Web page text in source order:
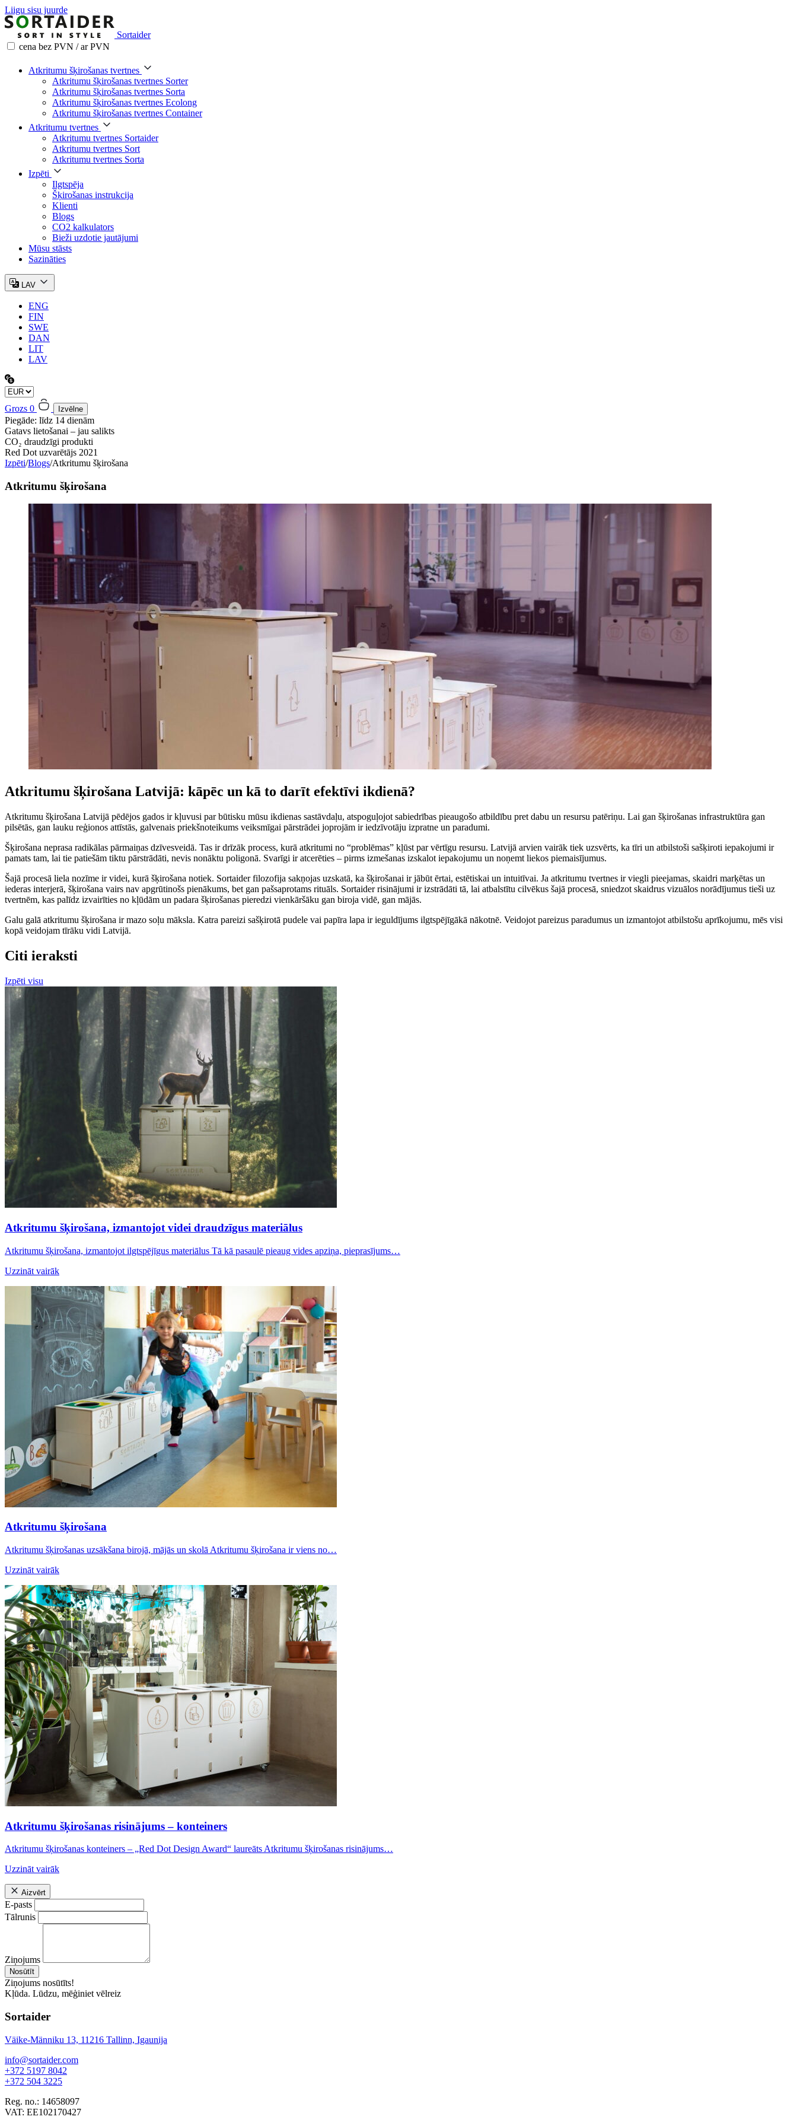
Liigu sisu juurde
Sortaider
cena bez PVN / ar PVN
Atkritumu šķirošanas tvertnes
Atkritumu šķirošanas tvertnes Sorter
Atkritumu šķirošanas tvertnes Sorta
Atkritumu šķirošanas tvertnes Ecolong
Atkritumu šķirošanas tvertnes Container
Atkritumu tvertnes
Atkritumu tvertnes Sortaider
Atkritumu tvertnes Sort
Atkritumu tvertnes Sorta
Izpēti
Ilgtspēja
Šķirošanas instrukcija
Klienti
Blogs
CO2 kalkulators
Bieži uzdotie jautājumi
Mūsu stāsts
Sazināties
LAV
ENG
FIN
SWE
DAN
LIT
LAV
Grozs 0 Izvēlne
Piegāde: līdz 14 dienām
Gatavs lietošanai – jau salikts
CO₂ draudzīgi produkti
Red Dot uzvarētājs 2021
Izpēti/Blogs/Atkritumu šķirošana
Atkritumu šķirošana
Atkritumu šķirošana Latvijā: kāpēc un kā to darīt efektīvi ikdienā?
Atkritumu šķirošana Latvijā pēdējos gados ir kļuvusi par būtisku mūsu ikdienas sastāvdaļu, atspoguļojot sabiedrības pieaugošo atbildību pret dabu un resursu patēriņu. Lai gan šķirošanas infrastruktūra gan
pilsētās, gan lauku reģionos attīstās, galvenais priekšnoteikums veiksmīgai pārstrādei joprojām ir iedzīvotāju izpratne un paradumi.
Šķirošana neprasa radikālas pārmaiņas dzīvesveidā. Tas ir drīzāk process, kurā atkritumi no “problēmas” kļūst par vērtīgu resursu. Latvijā arvien vairāk tiek uzsvērts, ka tīri un atbilstoši sašķiroti iepakojumi ir
pamats tam, lai tie patiešām tiktu pārstrādāti, nevis nonāktu poligonā. Svarīgi ir atcerēties – pirms izmešanas izskalot iepakojumu un noņemt liekos piemaisījumus.
Šajā procesā liela nozīme ir videi, kurā šķirošana notiek. Sortaider filozofija sakņojas uzskatā, ka šķirošanai ir jābūt ērtai, estētiskai un intuitīvai. Ja atkritumu tvertnes ir viegli pieejamas, skaidri marķētas un
iederas interjerā, šķirošana vairs nav apgrūtinošs pienākums, bet gan pašsaprotams rituāls. Sortaider risinājumi ir izstrādāti tā, lai atbalstītu cilvēkus šajā procesā, sniedzot skaidrus vizuālos norādījumus tieši uz
tvertnēm, kas palīdz izvairīties no kļūdām un padara šķirošanas pieredzi vienkāršāku gan biroja vidē, gan mājās.
Galu galā atkritumu šķirošana ir mazo soļu māksla. Katra pareizi sašķirotā pudele vai papīra lapa ir ieguldījums ilgtspējīgākā nākotnē. Veidojot pareizus paradumus un izmantojot atbilstošu aprīkojumu, mēs visi
kopā veidojam tīrāku vidi Latvijā.
Citi ieraksti
Izpēti visu
Atkritumu šķirošana, izmantojot videi draudzīgus materiālus
Atkritumu šķirošana, izmantojot ilgtspējīgus materiālus Tā kā pasaulē pieaug vides apziņa, pieprasījums…
Uzzināt vairāk
Atkritumu šķirošana
Atkritumu šķirošanas uzsākšana birojā, mājās un skolā Atkritumu šķirošana ir viens no…
Uzzināt vairāk
Atkritumu šķirošanas risinājums – konteiners
Atkritumu šķirošanas konteiners – „Red Dot Design Award“ laureāts Atkritumu šķirošanas risinājums…
Uzzināt vairāk
Aizvērt
E-pasts
Tālrunis
Ziņojums
Nosūtīt
Ziņojums nosūtīts!
Kļūda. Lūdzu, mēģiniet vēlreiz
Sortaider
Väike-Männiku 13, 11216 Tallinn, Igaunija
info@sortaider.com
+372 5197 8042
+372 504 3225
Reg. no.: 14658097
VAT: EE102170427